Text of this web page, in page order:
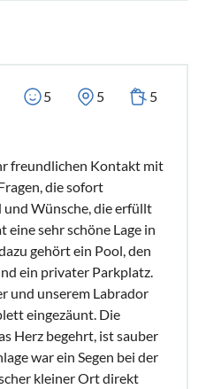
5 5 5
freundlichen Kontakt mit
die sofort
Wünsche, die erfüllt
sehr schöne Lage in
gehört ein Pool, den
ein privater Parkplatz.
und unserem Labrador
eingezäunt. Die
Herz begehrt, ist sauber
war ein Segen bei der
kleiner Ort direkt